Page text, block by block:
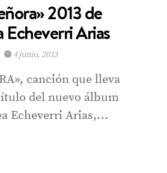
2013 de
Echeverri Arias
4 junio, 2013
canción que lleva
del nuevo álbum
Echeverri Arias,…